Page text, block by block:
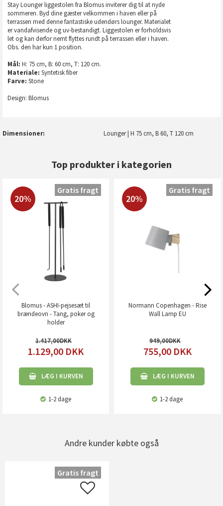
Stay Lounger liggestolen fra Blomus inviterer dig til at nyde
sommeren. Byd dine gæster velkommen i haven eller på
terrassen med denne fantastiske udendørs lounger. Materialet
er vandafvisende og uv-bestandigt. Liggestolen er forholdsvis
let og kan derfor nemt flyttes rundt på terrassen eller i haven.
Obs. den har kun 1 position.
Mål: H: 75 cm, B: 60 cm, T: 120 cm.
Materiale: Syntetisk fiber
Farve: Stone
Design: Blomus
Dimensioner Lounger | H 75 cm, B 60, T 120 cm
Top produkter i kategorien
20%
Blomus - ASHI-pejsesæt til
brændeovn - Tang, poker og
holder
1.417,00
1.129,00 DKK
LÆG I KURVEN
1-2 dage
Gratis fragt
20%
Normann Copenhagen - Rise
Wall Lamp EU
949,00
755,00 DKK
LÆG I KURVEN
1-2 dage
Gratis fragt
Andre kunder købte også
Gratis fragt